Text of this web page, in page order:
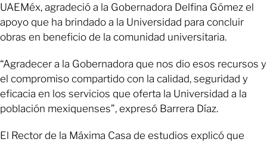
UAEMéx, agradeció a la Gobernadora Delfina Gómez el
apoyo que ha brindado a la Universidad para concluir
obras en beneficio de la comunidad universitaria.
“Agradecer a la Gobernadora que nos dio esos recursos y
el compromiso compartido con la calidad, seguridad y
eficacia en los servicios que oferta la Universidad a la
población mexiquenses”, expresó Barrera Díaz.
El Rector de la Máxima Casa de estudios explicó que